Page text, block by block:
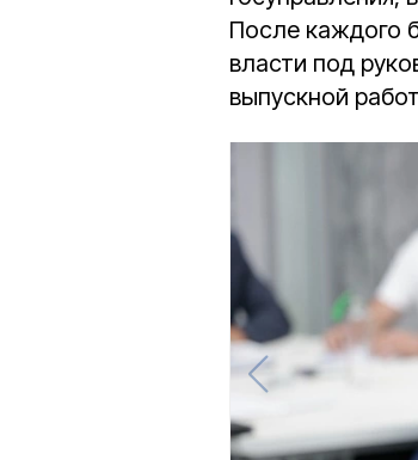
После каждого
власти под
выпускной